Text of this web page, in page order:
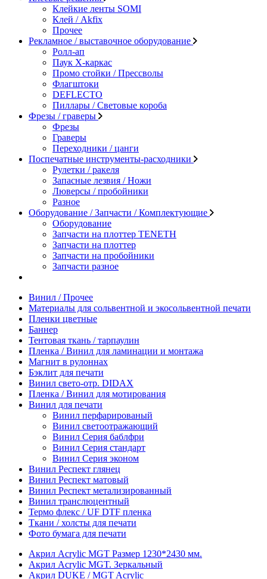
Клейкие ленты SOMI
Клей / Akfix
Прочее
Рекламное / выставочное оборудование
Ролл-ап
Паук X-каркас
Промо стойки / Прессволы
Флагштоки
DEFLECTO
Пиллары / Световые короба
Фрезы / граверы
Фрезы
Граверы
Переходники / цанги
Поспечатные инструменты-расходники
Рулетки / ракеля
Запасные лезвия / Ножи
Люверсы / пробойники
Разное
Оборудование / Запчасти / Комплектующие
Оборудование
Запчасти на плоттер TENETH
Запчасти на плоттер
Запчасти на пробойники
Запчасти разное
Винил / Прочее
Материалы для сольвентной и экосольвентной печати
Пленки цветные
Баннер
Тентовая ткань / тарпаулин
Пленка / Винил для ламинации и монтажа
Магнит в рулоннах
Бэклит для печати
Винил свето-отр. DIDAX
Пленка / Винил для мотирования
Винил для печати
Винил перфарированый
Винил светоотражающий
Винил Серия баблфри
Винил Серия стандарт
Винил Серия эконом
Винил Респект глянец
Винил Респект матовый
Винил Респект метализированный
Винил транслюцентный
Термо флекс / UF DTF пленка
Ткани / холсты для печати
Фото бумага для печати
Акрил Acrylic MGT Размер 1230*2430 мм.
Акрил Acrylic MGT. Зеркальный
Акрил DUKE / MGT Acrylic